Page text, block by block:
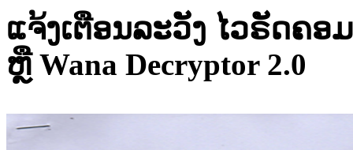
ແຈ້ງເຕືອນລະວັງ ໄວຣັດຄອມ
ຫຼື Wana Decryptor 2.0